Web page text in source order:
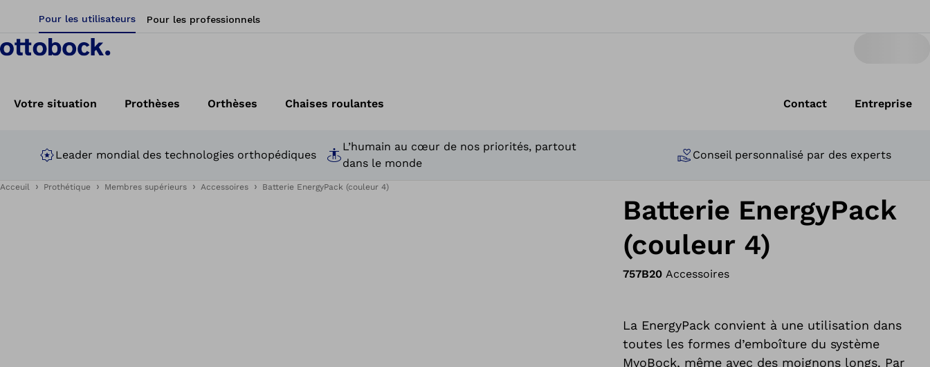
Pour les utilisateurs Pour les professionnels
Votre situation Prothèses Orthèses Chaises roulantes Contact Entreprise
Leader mondial des technologies orthopédiques
L’humain au cœur de nos priorités, partout
dans le monde
Conseil personnalisé par des experts
Acceuil Prothétique Membres supérieurs Accessoires Batterie EnergyPack (couleur 4)
Batterie EnergyPack
(couleur 4)
757B20 Accessoires
La EnergyPack convient à une utilisation dans
toutes les formes d’emboîture du système
MyoBock, même avec des moignons longs. Par